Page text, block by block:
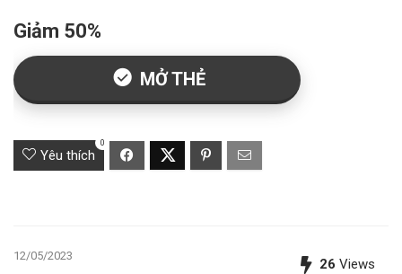
Giảm 50%
MỞ THẺ
Yêu thích
0
12/05/2023
26 Views